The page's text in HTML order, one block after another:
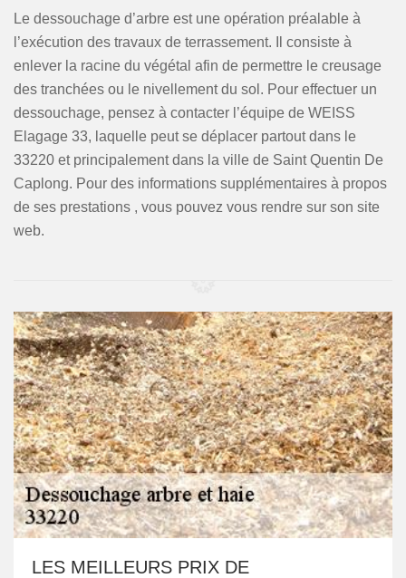
Le dessouchage d’arbre est une opération préalable à
l’exécution des travaux de terrassement. Il consiste à
enlever la racine du végétal afin de permettre le creusage
des tranchées ou le nivellement du sol. Pour effectuer un
dessouchage, pensez à contacter l’équipe de WEISS
Elagage 33, laquelle peut se déplacer partout dans le
33220 et principalement dans la ville de Saint Quentin De
Caplong. Pour des informations supplémentaires à propos
de ses prestations , vous pouvez vous rendre sur son site
web.
LES MEILLEURS PRIX DE